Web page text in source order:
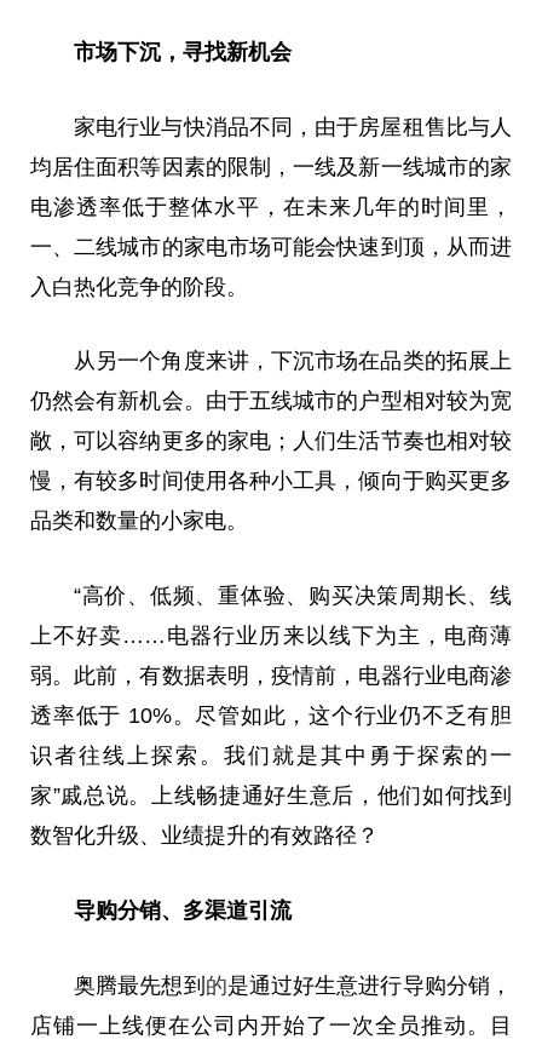
市场下沉，寻找新机会
家电行业与快消品不同，由于房屋租售比与人
均居住面积等因素的限制，一线及新一线城市的家
电渗透率低于整体水平，在未来几年的时间里，
一、二线城市的家电市场可能会快速到顶，从而进
入白热化竞争的阶段。
从另一个角度来讲，下沉市场在品类的拓展上
仍然会有新机会。由于五线城市的户型相对较为宽
敞，可以容纳更多的家电；人们生活节奏也相对较
慢，有较多时间使用各种小工具，倾向于购买更多
品类和数量的小家电。
“高价、低频、重体验、购买决策周期长、线
上不好卖……电器行业历来以线下为主，电商薄
弱。此前，有数据表明，疫情前，电器行业电商渗
透率低于 10%。尽管如此，这个行业仍不乏有胆
识者往线上探索。我们就是其中勇于探索的一
家”戚总说。上线畅捷通好生意后，他们如何找到
数智化升级、业绩提升的有效路径？
导购分销、多渠道引流
奥腾最先想到 的是通过好生意进行导购分销，
店铺一上线便在公司内开始了一次全员推动。目